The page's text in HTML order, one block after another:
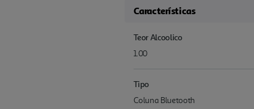
Características
Teor Alcoolico
1.00
Tipo
Coluna Bluetooth